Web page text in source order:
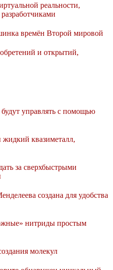
реальности,
времён Второй мировой
и открытий,
управлять с помощью
жидкий квазиметалл,
за сверхбыстрыми
создана для удобства
нитриды простым
молекул